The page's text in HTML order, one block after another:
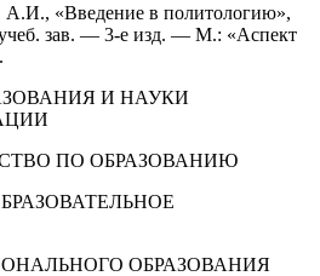
А.И., «Введение в политологию»,
зав. — 3-е изд. — М.: «Аспект
И НАУКИ
ПО ОБРАЗОВАНИЮ
ОБРАЗОВАНИЯ